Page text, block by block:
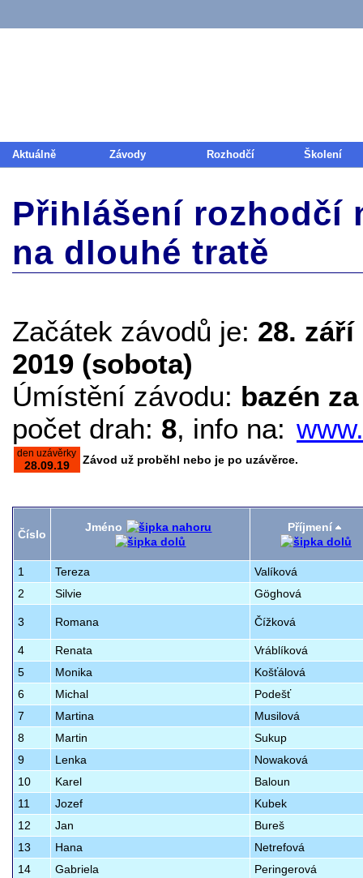
Aktuálně Závody Rozhodčí Školení
Přihlášení rozhodčí
na dlouhé tratě
Začátek závodů je: 28. září
2019 (sobota)
Úmístění závodu: bazén
počet drah: 8, info na:
den uzávěrky
28.09.19 Závod už proběhl nebo je po uzávěrce.
Číslo
Jméno Příjmení
1 Tereza
Valíková
2
Silvie Göghová
3 Romana Čížková
4 Renata
Vráblíková
5
Monika
Košťálová
6
Michal
Podešť
7
Martina
Musilová
8
Martin
Sukup
9
Lenka
Nowaková
10
Karel
Baloun
11
Jozef
Kubek
12
Jan
Bureš
13
Hana
Netrefová
14
Gabriela
Peringerová